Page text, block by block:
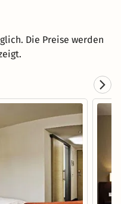
Die Preise werden